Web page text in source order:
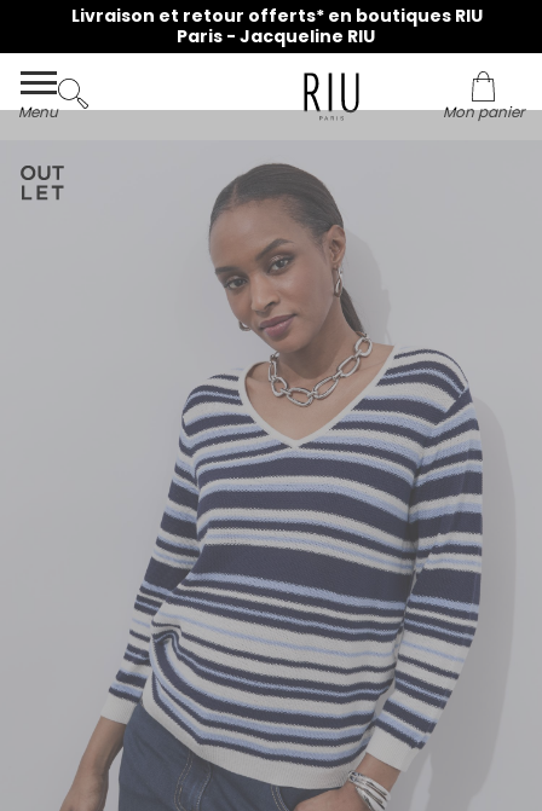
Livraison et retour offerts* en boutiques RIU
Paris - Jacqueline RIU
Menu Mon panier